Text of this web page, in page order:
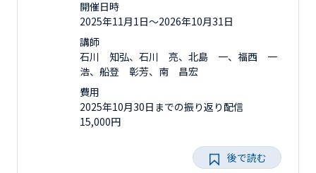
開催日時
2025年11月1日〜2026年10月31日
講師
石川 知弘、石川 亮、北島 一、福西 一
浩、船登 彰芳、南 昌宏
費用
2025年10月30日までの振り返り配信
15,000円
後で読む